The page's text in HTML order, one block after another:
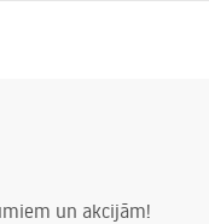
un akcijām!